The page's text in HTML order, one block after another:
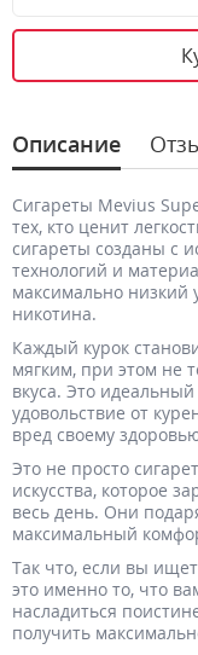
Описание
Сигареты Mevius
тех, кто ценит
сигареты созданы с
технологий и
максимально низкий
никотина.
Каждый курок
мягким, при этом не
вкуса. Это
удовольствие от
вред своему
Это не просто
искусства, которое
весь день. Они
максимальный
Так что, если вы
это именно то, что
насладиться
получить